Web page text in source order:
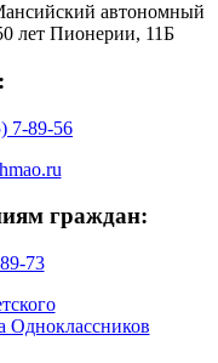
автономный
лет Пионерии, 11Б
7-89-56
граждан:
73